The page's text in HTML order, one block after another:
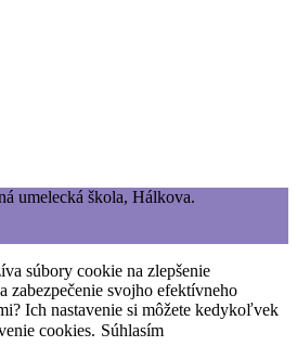
umelecká škola, Hálkova.
súbory cookie na zlepšenie
zabezpečenie svojho efektívneho
Ich nastavenie si môžete kedykoľvek
cookies. Súhlasím